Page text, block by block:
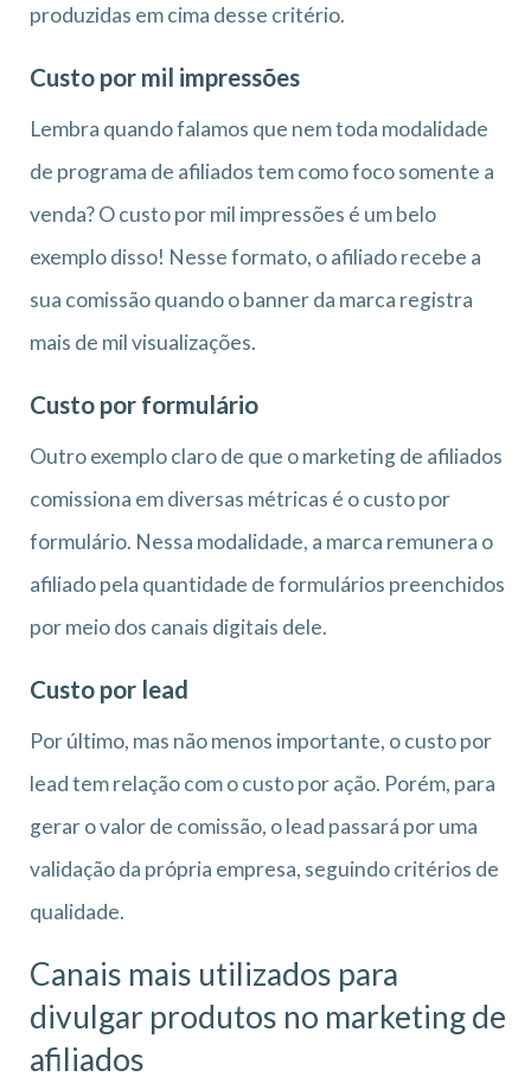
produzidas em cima desse critério.
Custo por mil impressões
Lembra quando falamos que nem toda modalidade
de programa de afiliados tem como foco somente a
venda? O custo por mil impressões é um belo
exemplo disso! Nesse formato, o afiliado recebe a
sua comissão quando o banner da marca registra
mais de mil visualizações.
Custo por formulário
Outro exemplo claro de que o marketing de afiliados
comissiona em diversas métricas é o custo por
formulário. Nessa modalidade, a marca remunera o
afiliado pela quantidade de formulários preenchidos
por meio dos canais digitais dele.
Custo por lead
Por último, mas não menos importante, o custo por
lead tem relação com o custo por ação. Porém, para
gerar o valor de comissão, o lead passará por uma
validação da própria empresa, seguindo critérios de
qualidade.
Canais mais utilizados para
divulgar produtos no marketing de
afiliados